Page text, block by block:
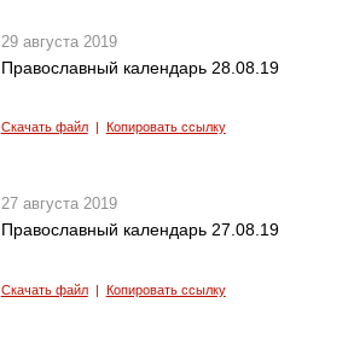
29 августа 2019
Православный календарь 28.08.19
Скачать файл| Копировать ссылку
27 августа 2019
Православный календарь 27.08.19
Скачать файл| Копировать ссылку